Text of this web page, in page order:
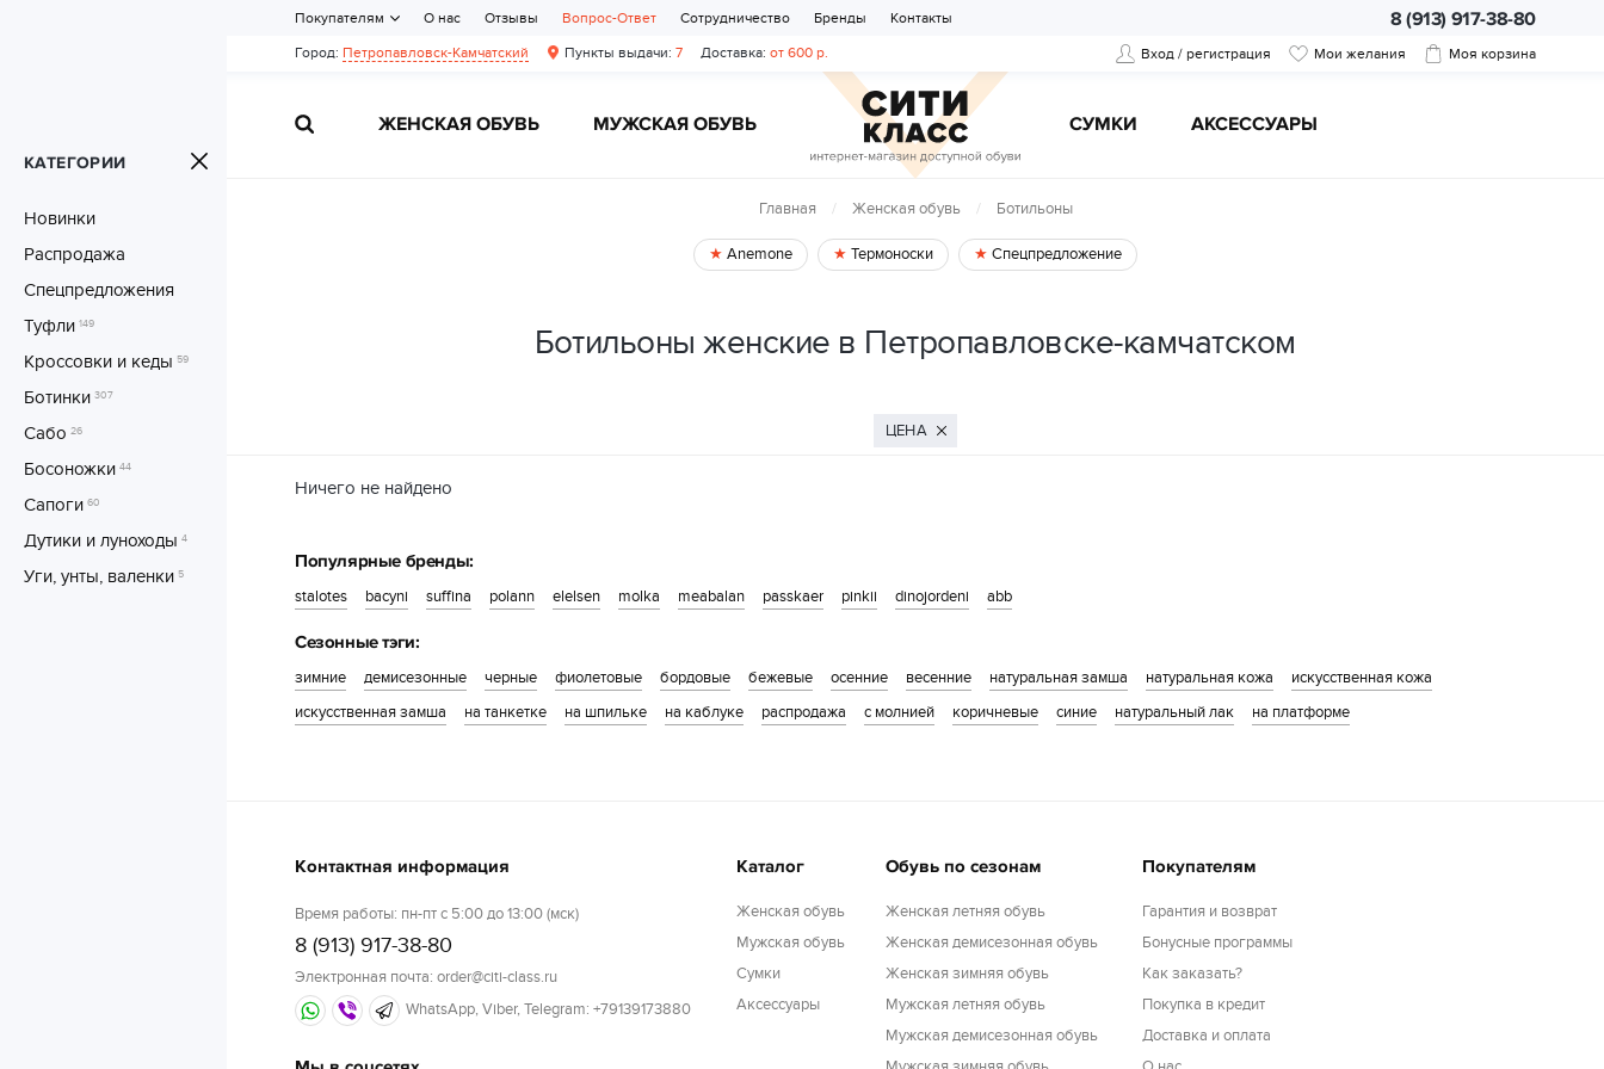
Вход / регистрация Мои желания Моя корзина
ЖЕНСКАЯ ОБУВЬ МУЖСКАЯ ОБУВЬ CУМКИ АКСЕССУАРЫ
Город: Петропавловск-Камчатский Пункты выдачи: 7 Доставка: от 600 р.
8 (913) 917-38-80
Покупателям О нас Отзывы Вопрос-Ответ Сотрудничество Бренды Контакты
КАТЕГОРИИ
Новинки
Распродажа
Спецпредложения
Туфли 149
Кроссовки и кеды 59
Ботинки 307
Сабо 26
Босоножки 44
Сапоги 60
Дутики и луноходы 4
Уги, унты, валенки 5
Главная Женская обувь Ботильоны
Anemone Термоноски Спецпредложение
Ботильоны женские в Петропавловске-камчатском
ЦЕНА
Ничего не найдено
Популярные бренды:
stalotes bacyni suffina polann elelsen molka meabalan passkaer pinkii dinojordeni abb
Сезонные тэги:
зимние демисезонные черные фиолетовые бордовые бежевые осенние весенние натуральная замша натуральная кожа
искусственная кожа
искусственная замша
на танкетке на шпильке на каблуке распродажа с молнией коричневые синие натуральный лак на платформе
Контактная информация
Время работы: пн-пт с 5:00 до 13:00 (мск)
8 (913) 917-38-80
Электронная почта: order@citi-class.ru
WhatsApp, Viber, Telegram: +79139173880
Каталог
Женская обувь
Мужская обувь
Cумки
Аксессуары
Обувь по сезонам
Женская летняя обувь
Женская демисезонная обувь
Женская зимняя обувь
Мужская летняя обувь
Мужская демисезонная обувь
Покупателям
Гарантия и возврат
Бонусные программы
Как заказать?
Покупка в кредит
Доставка и оплата